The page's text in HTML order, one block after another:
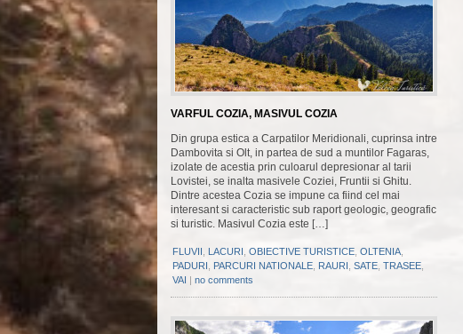
VARFUL COZIA, MASIVUL COZIA
Din grupa estica a Carpatilor Meridionali, cuprinsa intre
Dambovita si Olt, in partea de sud a muntilor Fagaras,
izolate de acestia prin culoarul depresionar al tarii
Lovistei, se inalta masivele Coziei, Fruntii si Ghitu.
Dintre acestea Cozia se impune ca fiind cel mai
interesant si caracteristic sub raport geologic, geografic
si turistic. Masivul Cozia este […]
FLUVII LACURI OBIECTIVE TURISTICE OLTENIA
PADURI
PARCURI NATIONALE RAURI SATE TRASEE
VAI | no comments